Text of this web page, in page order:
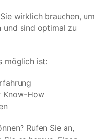
wirklich brauchen, um
und sind optimal zu
möglich ist:
Know-How
Rufen Sie an,